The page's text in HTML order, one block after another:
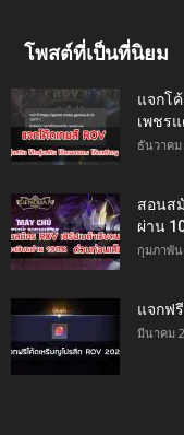
โพสต์ที่เป็นที่นิยม
แจกโ
เพชร
ธันวาคม
สอนส
ผ่าน
กุมภาพัน
แจกฟ
มีนาคม